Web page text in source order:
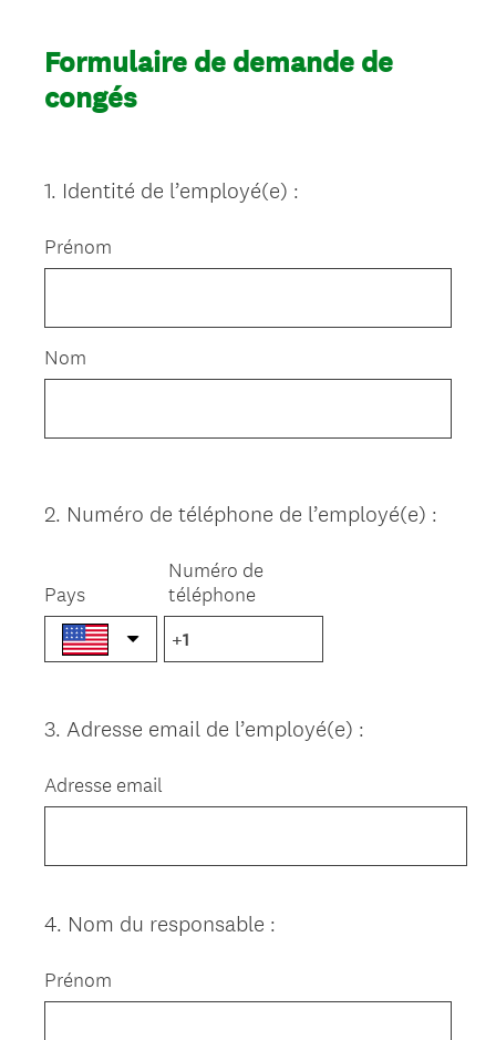
Formulaire de demande de
congés
Question
1. Identité de l’employé(e) :
Prénom
Nom
Question
2. Numéro de téléphone de l’employé(e) :
Pays
Numéro de
téléphone
Question
3. Adresse email de l’employé(e) :
Adresse email
Question
4. Nom du responsable :
Prénom